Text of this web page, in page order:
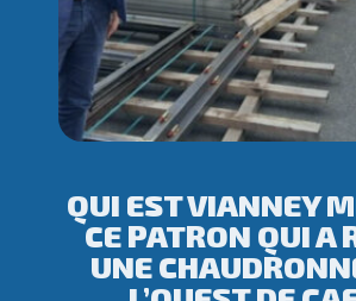
QUI EST VIANNEY
CE PATRON QUI A
UNE